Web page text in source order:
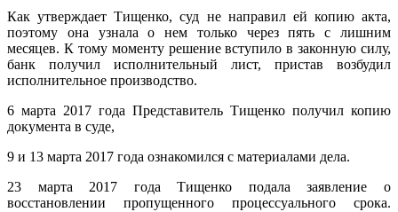
Как утверждает Тищенко, суд не направил ей копию акта,
поэтому она узнала о нем только через пять с лишним
месяцев. К тому моменту решение вступило в законную силу,
банк получил исполнительный лист, пристав возбудил
исполнительное производство.
6 марта 2017 года Представитель Тищенко получил копию
документа в суде,
9 и 13 марта 2017 года ознакомился с материалами дела.
23 марта 2017 года Тищенко подала заявление о
восстановлении пропущенного процессуального срока.